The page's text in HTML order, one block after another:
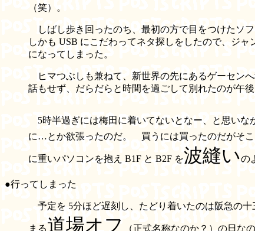
（笑）。
しばし歩き回ったのち、最初の方で目をつけたソ
しかも USB にこだわってネタ探しをしたので、ジャ
になってしまった。
ヒマつぶしも兼ねて、新世界の先にあるゲーセン
話もせず、だらだらと時間を過ごして別れたのが午
5時半過ぎには梅田に着いてないとなー、と思いな
に…とか欲張ったのだ。 買うには買ったのだがそこ
に重いパソコンを抱え B1F と B2F を波縫いの
●行ってしまった
予定を 5分ほど遅刻し、たどり着いたのは阪急の
まる道場オフ （正式名称なのか？）の日